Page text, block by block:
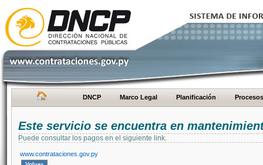
DNCP Marco Legal Planificación Procesos
Este servicio se encuentra en
Puede consultar los pagos en el siguiente link.
www.contrataciones.gov.py